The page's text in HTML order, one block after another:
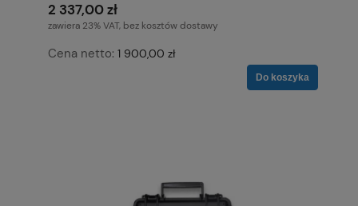
2 337,00 zł
zawiera 23% VAT, bez kosztów dostawy
Cena netto: 1 900,00 zł
Do koszyka